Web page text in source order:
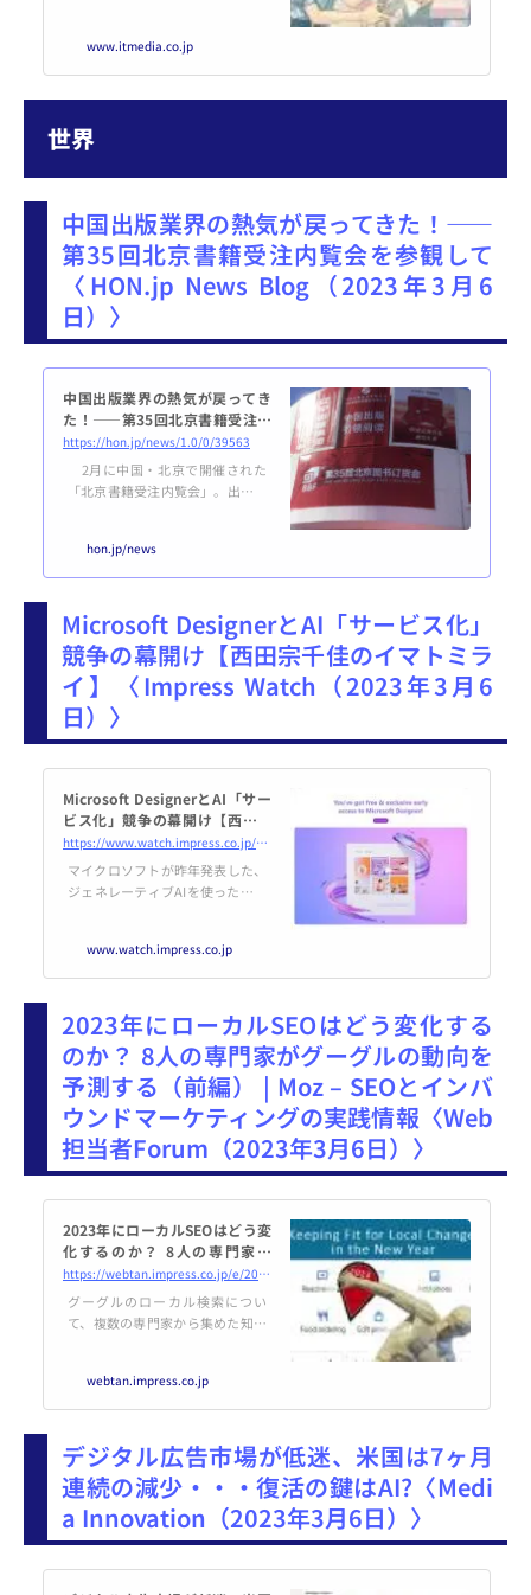
るAIを導入したと発表した。
www.itmedia.co.jp
世界
中国出版業界の熱気が戻ってきた！――
第35回北京書籍受注内覧会を参観して
〈HON.jp News Blog（2023年3月6
日）〉
中国出版業界の熱気が戻ってき
た！――第35回北京書籍受注内
覧会を参観して
https://hon.jp/news/1.0/0/39563
2月に中国・北京で開催された
「北京書籍受注内覧会」。出版社
ントです。ところが、訪れた馬場
公彦さんの目に飛び込んできたの
年ぶりの開催――参加者延べ10万
人を突破「いやあ、凄い人出。コ
ロナ以前よりも多いですよ」 出
版社が展示したブースを尋ねる
と、関係者は紅潮した顔で異口同
音にそう言った。 北京市街のオ
フィス街朝陽...
hon.jp/news
Microsoft DesignerとAI「サービス化」
競争の幕開け【西田宗千佳のイマトミラ
イ】〈Impress Watch（2023年3月6
日）〉
Microsoft DesignerとAI「サー
ビス化」競争の幕開け【西田宗
千佳のイマトミライ】
https://www.watch.impress.co.jp/docs/series/nishida/1483381.html
マイクロソフトが昨年発表した、
ジェネレーティブAIを使ったツー
登録をした人向けには、すでに
メールで連絡が届いていることだ
ので、使ってみて狙いを探ってみ
た。
www.watch.impress.co.jp
2023年にローカルSEOはどう変化する
のか？ 8人の専門家がグーグルの動向を
予測する（前編） | Moz – SEOとインバ
ウンドマーケティングの実践情報〈Web
担当者Forum（2023年3月6日）〉
2023年にローカルSEOはどう変
化するのか？ 8人の専門家が
グーグルの動向を予測する（前
編） | Moz - SEOとインバウンド
マーケティングの実践情報
https://webtan.impress.co.jp/e/2023/03/06/44388
グーグルのローカル検索につい
て、複数の専門家から集めた知見
か？webtan.impress.co.jp
デジタル広告市場が低迷、米国は7ヶ月
連続の減少・・・復活の鍵はAI?〈Medi
a Innovation（2023年3月6日）〉